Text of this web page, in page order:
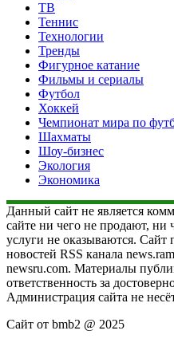
ТВ
Теннис
Технологии
Тренды
Фигурное катание
Фильмы и сериалы
Футбол
Хоккей
Чемпионат мира по
Шахматы
Шоу-бизнес
Экология
Экономика
Данный сайт не является
сайте ни чего не продают, ни
услуги не оказываются. Сайт
новостей RSS канала
newsru.com. Материалы
ответственность за
Администрация сайта не
Сайт от bmb2 @ 2025